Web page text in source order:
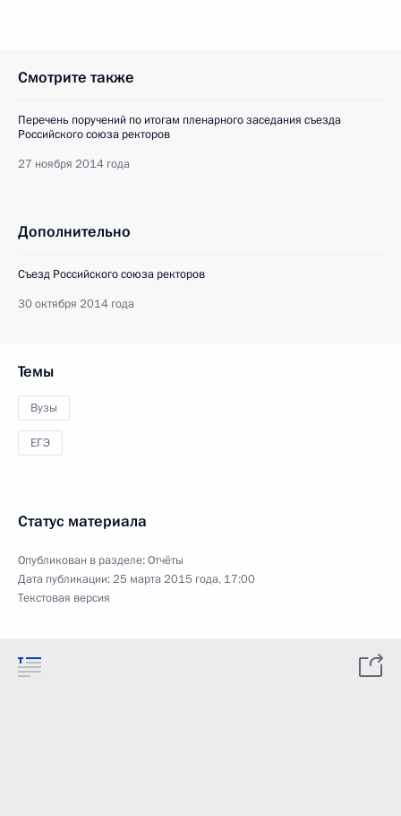
Смотрите также
Перечень поручений по итогам пленарного заседания съезда
Российского союза ректоров
27 ноября 2014 года
Дополнительно
Съезд Российского союза ректоров
30 октября 2014 года
Темы
Вузы
ЕГЭ
Статус материала
Опубликован в разделе:Отчёты
Дата публикации:25 марта 2015 года, 17:00
Текстовая версия